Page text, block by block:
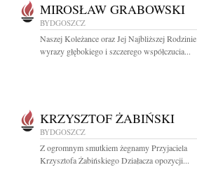
MIROSŁAW GRABOWSKI
BYDGOSZCZ
Naszej Koleżance oraz Jej Najbliższej Rodzinie
wyrazy głębokiego i szczerego współczucia...
KRZYSZTOF ŻABIŃSKI
BYDGOSZCZ
Z ogromnym smutkiem żegnamy Przyjaciela
Krzysztofa Żabińskiego Działacza opozycji...